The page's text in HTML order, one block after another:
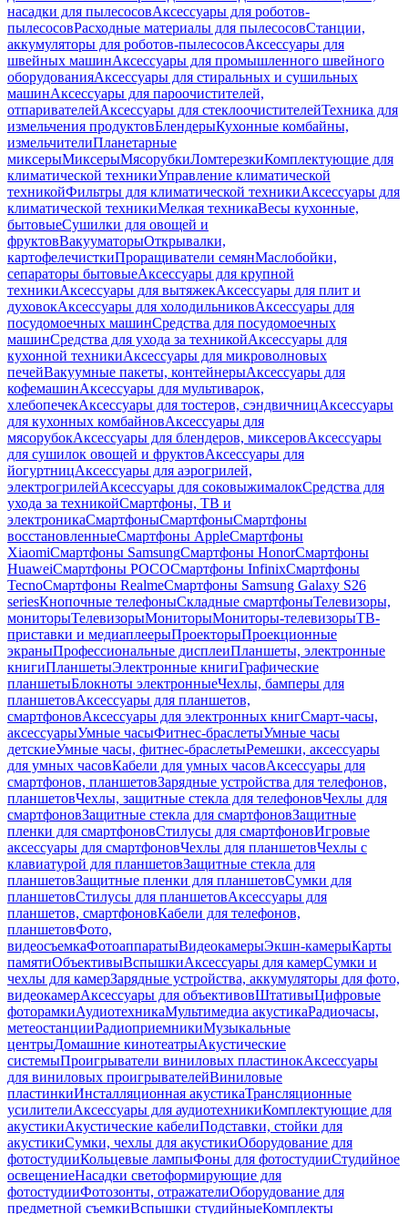
насадки для пылесосовАксессуары для роботов-
пылесосовРасходные материалы для пылесосовСтанции,
аккумуляторы для роботов-пылесосовАксессуары для
швейных машинАксессуары для промышленного швейного
оборудованияАксессуары для стиральных и сушильных
машинАксессуары для пароочистителей,
отпаривателейАксессуары для стеклоочистителейТехника для
измельчения продуктовБлендерыКухонные комбайны,
измельчителиПланетарные
миксерыМиксерыМясорубкиЛомтерезкиКомплектующие для
климатической техникиУправление климатической
техникойФильтры для климатической техникиАксессуары для
климатической техникиМелкая техникаВесы кухонные,
бытовыеСушилки для овощей и
фруктовВакууматорыОткрывалки,
картофелечисткиПроращиватели семянМаслобойки,
сепараторы бытовыеАксессуары для крупной
техникиАксессуары для вытяжекАксессуары для плит и
духовокАксессуары для холодильниковАксессуары для
посудомоечных машинСредства для посудомоечных
машинСредства для ухода за техникойАксессуары для
кухонной техникиАксессуары для микроволновых
печейВакуумные пакеты, контейнерыАксессуары для
кофемашинАксессуары для мультиварок,
хлебопечекАксессуары для тостеров, сэндвичницАксессуары
для кухонных комбайновАксессуары для
мясорубокАксессуары для блендеров, миксеровАксессуары
для сушилок овощей и фруктовАксессуары для
йогуртницАксессуары для аэрогрилей,
электрогрилейАксессуары для соковыжималокСредства для
ухода за техникойСмартфоны, ТВ и
электроникаСмартфоныСмартфоныСмартфоны
восстановленныеСмартфоны AppleСмартфоны
XiaomiСмартфоны SamsungСмартфоны HonorСмартфоны
HuaweiСмартфоны POCOСмартфоны InfinixСмартфоны
TecnoСмартфоны RealmeСмартфоны Samsung Galaxy S26
seriesКнопочные телефоныСкладные смартфоныТелевизоры,
мониторыТелевизорыМониторыМониторы-телевизорыТВ-
приставки и медиаплеерыПроекторыПроекционные
экраныПрофессиональные дисплеиПланшеты, электронные
книгиПланшетыЭлектронные книгиГрафические
планшетыБлокноты электронныеЧехлы, бамперы для
планшетовАксессуары для планшетов,
смартфоновАксессуары для электронных книгСмарт-часы,
аксессуарыУмные часыФитнес-браслетыУмные часы
детскиеУмные часы, фитнес-браслетыРемешки, аксессуары
для умных часовКабели для умных часовАксессуары для
смартфонов, планшетовЗарядные устройства для телефонов,
планшетовЧехлы, защитные стекла для телефоновЧехлы для
смартфоновЗащитные стекла для смартфоновЗащитные
пленки для смартфоновСтилусы для смартфоновИгровые
аксессуары для смартфоновЧехлы для планшетовЧехлы с
клавиатурой для планшетовЗащитные стекла для
планшетовЗащитные пленки для планшетовСумки для
планшетовСтилусы для планшетовАксессуары для
планшетов, смартфоновКабели для телефонов,
планшетовФото,
видеосъемкаФотоаппаратыВидеокамерыЭкшн-камерыКарты
памятиОбъективыВспышкиАксессуары для камерСумки и
чехлы для камерЗарядные устройства, аккумуляторы для фото,
видеокамерАксессуары для объективовШтативыЦифровые
фоторамкиАудиотехникаМультимедиа акустикаРадиочасы,
метеостанцииРадиоприемникиМузыкальные
центрыДомашние кинотеатрыАкустические
системыПроигрыватели виниловых пластинокАксессуары
для виниловых проигрывателейВиниловые
пластинкиИнсталляционная акустикаТрансляционные
усилителиАксессуары для аудиотехникиКомплектующие для
акустикиАкустические кабелиПодставки, стойки для
акустикиСумки, чехлы для акустикиОборудование для
фотостудииКольцевые лампыФоны для фотостудииСтудийное
освещениеНасадки светоформирующие для
фотостудииФотозонты, отражателиОборудование для
предметной съемкиВспышки студийныеКомплекты